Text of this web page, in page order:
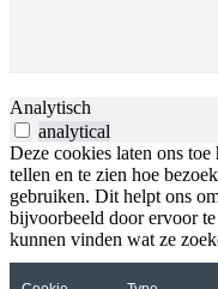
Analytisch
analytical
Deze cookies laten ons toe
tellen en te zien hoe
gebruiken. Dit helpt ons
bijvoorbeeld door ervoor
kunnen vinden wat ze